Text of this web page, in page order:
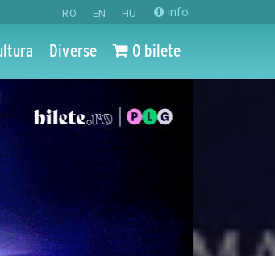
RO EN HU info
Diverse 0 bilete